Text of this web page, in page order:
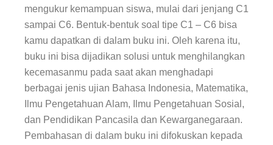
mengukur kemampuan siswa, mulai dari jenjang C1
sampai C6. Bentuk-bentuk soal tipe C1 – C6 bisa
kamu dapatkan di dalam buku ini. Oleh karena itu,
buku ini bisa dijadikan solusi untuk menghilangkan
kecemasanmu pada saat akan menghadapi
berbagai jenis ujian Bahasa Indonesia, Matematika,
Ilmu Pengetahuan Alam, Ilmu Pengetahuan Sosial,
dan Pendidikan Pancasila dan Kewarganegaraan.
Pembahasan di dalam buku ini difokuskan kepada